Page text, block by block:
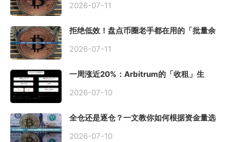
2026-07-11
拒绝低效！盘点币圈老手都在用的「批量余
2026-07-11
一周涨近20%：Arbitrum的「收租」生
2026-07-10
全仓还是逐仓？一文教你如何根据资金量选
2026-07-10